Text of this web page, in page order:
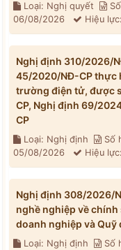
Loại: Nghị quyết
06/08/2026
Hiệu lực:
Nghị định 310/2026/
45/2020/NĐ-CP thực
trường điện tử, được
CP, Nghị định 69/
CP
Loại: Nghị định Số
05/08/2026
Hiệu lực:
Nghị định 308/2026/
nghề nghiệp về
doanh nghiệp và Quỹ
Loại: Nghị định Số